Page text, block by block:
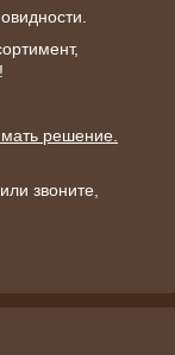
решение.
звоните,